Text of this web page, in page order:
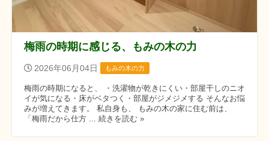
梅雨の時期に感じる、もみの木の力
2026年06月04日 もみの木の力
梅雨の時期になると、 ・洗濯物が乾きにくい・部屋干しのニオ
イが気になる・床がベタつく・部屋がジメジメする そんなお悩
みが増えてきます。 私自身も、 もみの木の家に住む前は、
「梅雨だから仕方 ... 続きを読む »